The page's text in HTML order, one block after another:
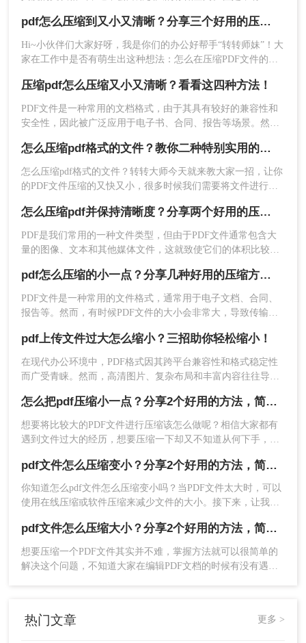
2、选择文件压缩-pdf压缩，选择多个单个文件添加
进去就可以。
压缩即可，就是这么简单啦。
了。如果你想要快速压缩PDF文件，那么不妨跟着
以上方法来进行，希望能够帮助到你，顺利的压缩
PDF文件。
度和质量。下面一起看看压缩pdf怎么压缩又小又清晰方法吧。
pdf怎么压缩到又小又清晰？分享三个好用的压缩方法！
Hi~小伙伴们大家好呀，我是你们的办公好帮手“转转师妹”！大
家在工作中是否有萌生出这种想法：怎么在压缩PDF文件的同
及兼容性，受到了许多职场人士的喜爱，因此使用频率也非常
高；
压缩pdf怎么压缩又小又清晰？看看这四种方法！
PDF文件是一种常用的文档格式，由于其具有较好的兼容性和
安全性，因此被广泛应用于电子书、合同、报告等场景。然
会占用大量的存储空间，导致传输速度变慢和存储空间不足等
问题。因此，对PDF文件进行压缩是非常必要的。下面将介绍
压缩pdf怎么压缩又小又清晰方法，帮助您在压缩PDF文件时实
怎么压缩pdf格式的文件？教你二种特别实用的方法
怎么压缩pdf格式的文件？转转大师今天就来教大家一招，让你
的PDF文件压缩的又快又小，很多时候我们需要将文件进行压
压缩pdf文件，有什么好的方法吗？下面就来看看压缩pdf格式
的文件方法吧。
怎么压缩pdf并保持清晰度？分享两个好用的压缩方法！
PDF是我们常用的一种文件类型，但由于PDF文件通常包含大
量的图像、文本和其他媒体文件，这就致使它们的体积比较
上传。
pdf怎么压缩的小一点？分享几种好用的压缩方法！
PDF文件是一种常用的文件格式，通常用于电子文档、合同、
报告等。然而，有时候PDF文件的大小会非常大，导致传输和
巧。下面将介绍几种pdf怎么压缩的小一点方法。
pdf上传文件过大怎么缩小？三招助你轻松缩小！
在现代办公环境中，PDF格式因其跨平台兼容性和格式稳定性
而广受青睐。然而，高清图片、复杂布局和丰富内容往往导致
文件过大怎么缩小呢？本文将介绍三种简单实用的PDF压缩技
巧，助你轻松优化PDF文件，提升文档传输效率。
怎么把pdf压缩小一点？分享2个好用的方法，简单又快捷
想要将比较大的PDF文件进行压缩该怎么做呢？相信大家都有
遇到文件过大的经历，想要压缩一下却又不知道从何下手，网
般，想要让人满意还真的有点难。越是体积大的PDF文件，压
缩越受压缩限制，那么有没有好用又高效的pdf压缩软件呢？软
件千千万，不行就得换，当你试多几款就知道那个好用了，下
缩小一点的吧。
pdf文件怎么压缩变小？分享2个好用的方法，简单又快捷！
你知道怎么pdf文件怎么压缩变小吗？当PDF文件太大时，可以
使用在线压缩或软件压缩来减少文件的大小。接下来，让我们
pdf文件怎么压缩大小？分享2个好用的方法，简单又快捷
想要压缩一个PDF文件其实并不难，掌握方法就可以很简单的
解决这个问题，不知道大家在编辑PDF文档的时候有没有遇到
你会喜欢的。
热门文章 更多 >